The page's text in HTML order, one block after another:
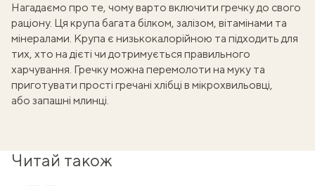
Нагадаємо про те, чому варто включити гречкудо свого
раціону. Ця крупа багата білком, залізом, вітамінами та
мінералами. Крупа є низькокалорійною та підходить для
тих, хто на дієті чи дотримується правильного
харчування. Гречку можна перемолоти на муку та
приготувати прості гречані хлібці в мікрохвильовці,
або запашні млинці.
Читай також